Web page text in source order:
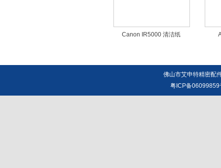
Canon ​IR5000 清洁纸
佛山市艾申特精密配
粤ICP备06099859